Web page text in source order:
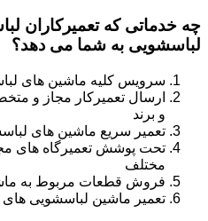
چه خدماتی که تعمیرکاران
لباسشویی به شما می دهد؟
سرویس کلیه ماشین های
ارسال تعمیرکار مجاز و
و برند
تعمیر سریع ماشین های
تحت پوشش تعمیرگاه های
مختلف
فروش قطعات مربوط به
تعمیر ماشین لباسشویی های